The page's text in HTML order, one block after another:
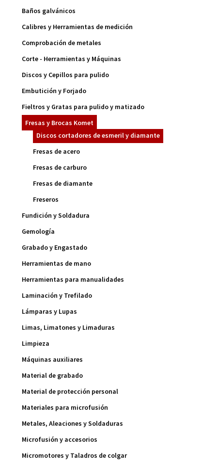
Baños galvánicos
Calibres y Herramientas de medición
Comprobación de metales
Corte - Herramientas y Máquinas
Discos y Cepillos para pulido
Embutición y Forjado
Fieltros y Gratas para pulido y matizado
Fresas y Brocas Komet
Discos cortadores de esmeril y diamante
Fresas de acero
Fresas de carburo
Fresas de diamante
Freseros
Fundición y Soldadura
Gemología
Grabado y Engastado
Herramientas de mano
Herramientas para manualidades
Laminación y Trefilado
Lámparas y Lupas
Limas, Limatones y Limaduras
Limpieza
Máquinas auxiliares
Material de grabado
Material de protección personal
Materiales para microfusión
Metales, Aleaciones y Soldaduras
Microfusión y accesorios
Micromotores y Taladros de colgar